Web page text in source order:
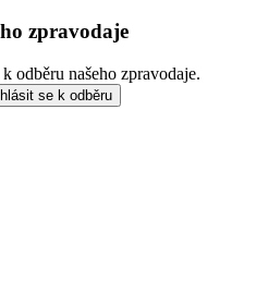
zpravodaje
odběru našeho zpravodaje.
se k odběru